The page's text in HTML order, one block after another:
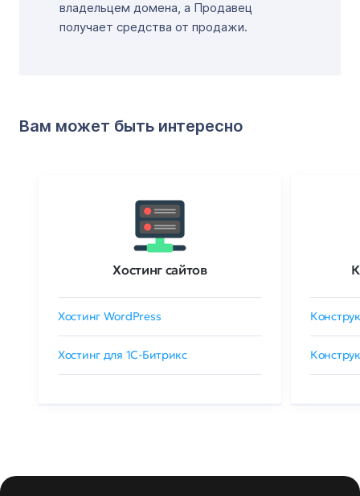
владельцем домена, а Продавец
получает средства от продажи.
Вам может быть интересно
Хостинг сайтов
Хостинг WordPress
Хостинг для 1C-Битрикс